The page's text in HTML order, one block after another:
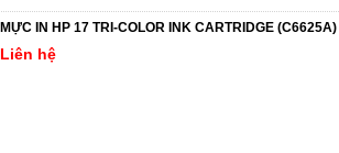
MỰC IN HP 17 TRI-COLOR INK CARTRIDGE (C6625A)
Liên hệ